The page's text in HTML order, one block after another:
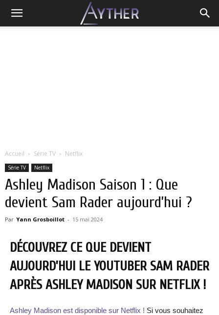
Accueil Série TV Netflix
Série TV Netflix
Ashley Madison Saison 1 : Que
devient Sam Rader aujourd’hui ?
Par Yann Grosboillot - 15 mai 2024
DÉCOUVREZ CE QUE DEVIENT
AUJOURD’HUI LE YOUTUBER SAM RADER
APRÈS ASHLEY MADISON SUR NETFLIX !
Ashley Madison est disponible sur Netflix ! Si vous souhaitez